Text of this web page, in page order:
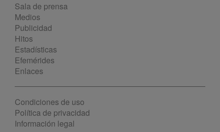
Sala de prensa
Medios
Publicidad
Hitos
Estadísticas
Efemérides
Enlaces
Condiciones de uso
Política de privacidad
Información legal